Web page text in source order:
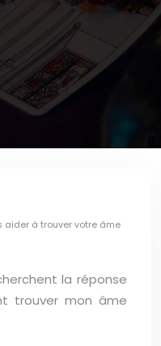
à trouver votre âme
la réponse
trouver mon âme